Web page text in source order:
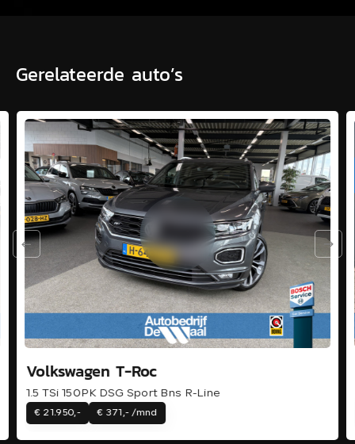
Gerelateerde auto’s
Volkswagen T-Roc
1.5 TSi 150PK DSG Sport Bns R-Line
€ 21.950,- € 371,- /mnd